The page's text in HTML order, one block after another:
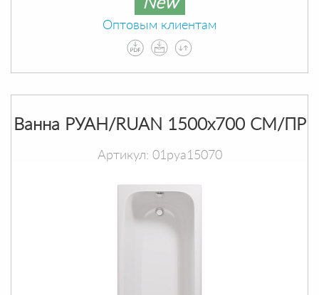
New
Оптовым клиентам
Ванна РУАН/RUAN 1500х700 СМ/ПР
Артикул: 01руа15070